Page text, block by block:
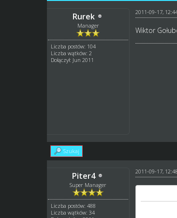
Rurek
Manager
Liczba postów: 104
Liczba wątków: 2
Dołączył: Jun 2011
2011-09-17,
Wiktor
Szukaj
Piter4
Super Manager
Liczba postów: 488
Liczba wątków: 34
2011-09-17,